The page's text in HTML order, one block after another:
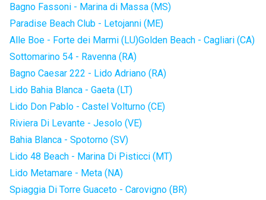
Bagno Fassoni - Marina di Massa (MS)
Paradise Beach Club - Letojanni (ME)
Alle Boe - Forte dei Marmi (LU)Golden Beach - Cagliari (CA)
Sottomarino 54 - Ravenna (RA)
Bagno Caesar 222 - Lido Adriano (RA)
Lido Bahia Blanca - Gaeta (LT)
Lido Don Pablo - Castel Volturno (CE)
Riviera Di Levante - Jesolo (VE)
Bahia Blanca - Spotorno (SV)
Lido 48 Beach - Marina Di Pisticci (MT)
Lido Metamare - Meta (NA)
Spiaggia Di Torre Guaceto - Carovigno (BR)